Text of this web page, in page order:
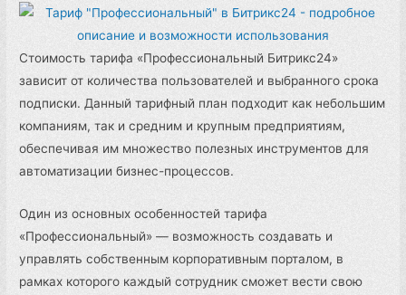
Стоимость тарифа «Профессиональный Битрикс24»
зависит от количества пользователей и выбранного срока
подписки. Данный тарифный план подходит как небольшим
компаниям, так и средним и крупным предприятиям,
обеспечивая им множество полезных инструментов для
автоматизации бизнес-процессов.
Один из основных особенностей тарифа
«Профессиональный» — возможность создавать и
управлять собственным корпоративным порталом, в
рамках которого каждый сотрудник сможет вести свою